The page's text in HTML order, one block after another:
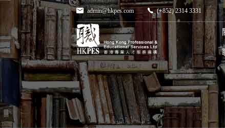
admin@hkpes.com (+852) 2314 3331